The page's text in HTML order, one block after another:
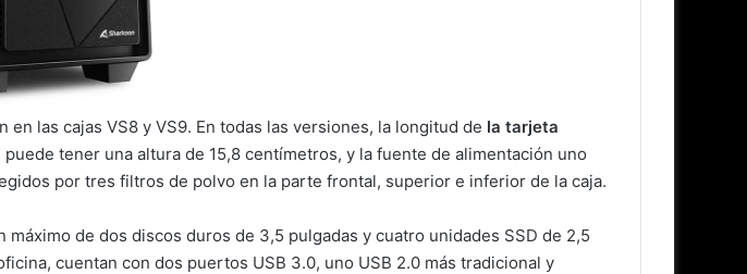
las cajas VS8 y VS9. En todas las versiones, la longitud de la tarjeta
tener una altura de 15,8 centímetros, y la fuente de alimentación uno
por tres filtros de polvo en la parte frontal, superior e inferior de la caja.
de dos discos duros de 3,5 pulgadas y cuatro unidades SSD de 2,5
cuentan con dos puertos USB 3.0, uno USB 2.0 más tradicional y